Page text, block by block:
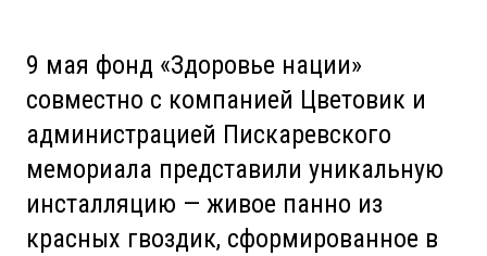
9 мая фонд «Здоровье нации»
совместно с компанией Цветовик и
администрацией Пискаревского
мемориала представили уникальную
инсталляцию — живое панно из
красных гвоздик, сформированное в